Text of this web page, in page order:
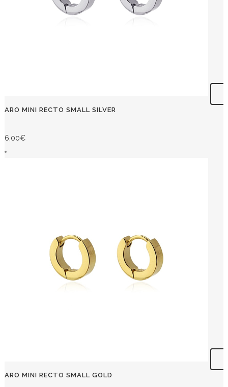
ARO MINI RECTO SMALL SILVER
6,00€
ARO MINI RECTO SMALL GOLD